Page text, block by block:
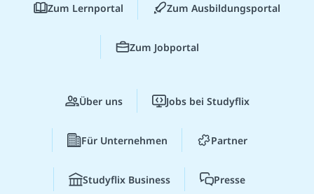
Zum Lernportal Zum Ausbildungsportal
Zum Jobportal
Über uns Jobs bei Studyflix
Für Unternehmen Partner
Studyflix Business Presse